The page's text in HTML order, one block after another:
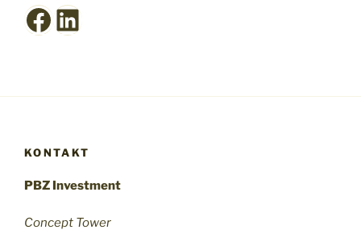
Facebook
LinkedIn
KONTAKT
PBZ Investment
Concept Tower